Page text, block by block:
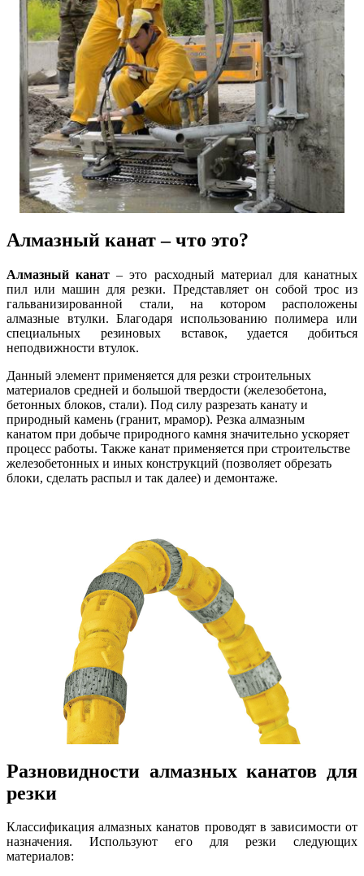
Алмазный канат – что это?
Алмазный канат – это расходный материал для канатных
пил или машин для резки. Представляет он собой трос из
гальванизированной стали, на котором расположены
алмазные втулки. Благодаря использованию полимера или
специальных резиновых вставок, удается добиться
неподвижности втулок.
Данный элемент применяется для резки строительных
материалов средней и большой твердости (железобетона,
бетонных блоков, стали). Под силу разрезать канату и
природный камень (гранит, мрамор). Резка алмазным
канатом при добыче природного камня значительно ускоряет
процесс работы. Также канат применяется при строительстве
железобетонных и иных конструкций (позволяет обрезать
блоки, сделать распыл и так далее) и демонтаже.
Разновидности алмазных канатов для
резки
Классификация алмазных канатов проводят в зависимости от
назначения. Используют его для резки следующих
материалов: